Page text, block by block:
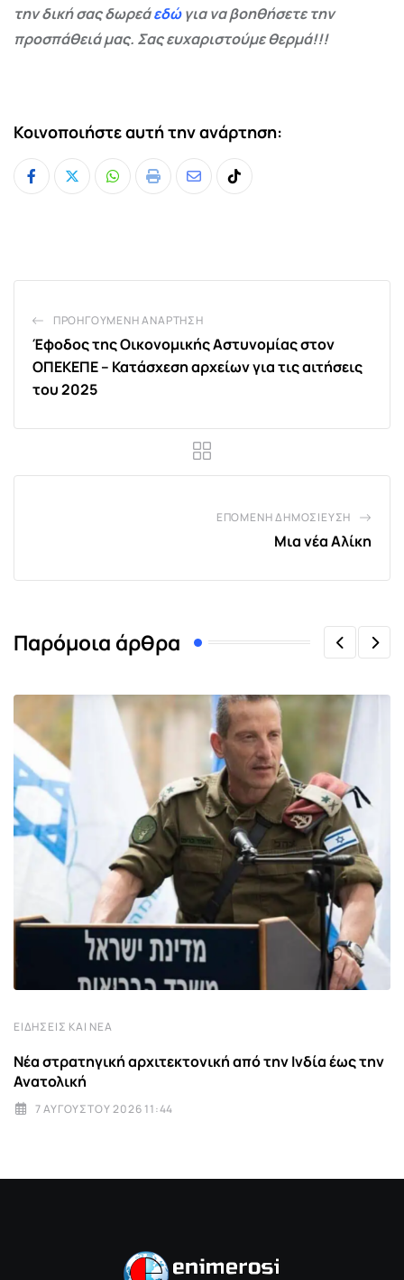
την δική σας δωρεάεδώγια να βοηθήσετε την
προσπάθειά μας. Σας ευχαριστούμε θερμά!!!
Κοινοποιήστε αυτή την ανάρτηση:
Whatsapp
Print
ShareTiktok
ΠΡΟΗΓΟΎΜΕΝΗ ΑΝΆΡΤΗΣΗ
Έφοδος της Οικονομικής Αστυνομίας στον
ΟΠΕΚΕΠΕ – Κατάσχεση αρχείων για τις αιτήσεις
του 2025
ΕΠΌΜΕΝΗ ΔΗΜΟΣΊΕΥΣΗ
Μια νέα Αλίκη
Παρόμοια άρθρα
ΕΙΔΉΣΕΙΣ ΚΑΙ ΝΈΑ
Νέα στρατηγική αρχιτεκτονική από την Ινδία έως την
Ανατολική
7 ΑΥΓΟΎΣΤΟΥ 2026 11:44